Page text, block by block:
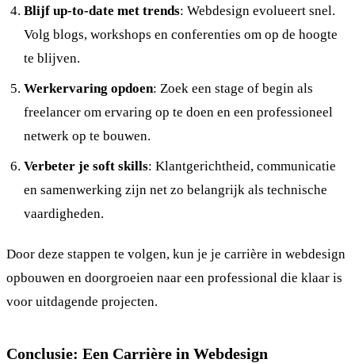
Blijf up-to-date met trends: Webdesign evolueert snel.
Volg blogs, workshops en conferenties om op de hoogte
te blijven.
Werkervaring opdoen: Zoek een stage of begin als
freelancer om ervaring op te doen en een professioneel
netwerk op te bouwen.
Verbeter je soft skills: Klantgerichtheid, communicatie
en samenwerking zijn net zo belangrijk als technische
vaardigheden.
Door deze stappen te volgen, kun je je carrière in webdesign
opbouwen en doorgroeien naar een professional die klaar is
voor uitdagende projecten.
Conclusie: Een Carrière in Webdesign